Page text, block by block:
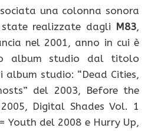
una colonna sonora
realizzate dagli M83,
nel 2001, anno in cui è
album studio dal titolo
album studio: “Dead Cities,
del 2003, Before the
Digital Shades Vol. 1
Youth del 2008 e Hurry Up,